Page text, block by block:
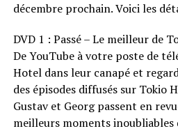
décembre prochain. Voici les
DVD 1 : Passé – Le meilleur de
De YouTube à votre poste de
Hotel dans leur canapé et
des épisodes diffusés sur Tokio
Gustav et Georg passent en
meilleurs moments inoubliables